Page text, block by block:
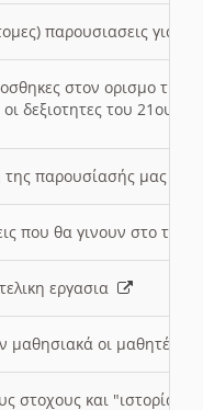
παρουσιασεις για
στον ορισμο
δεξιοτητες του 21ου
της παρουσίασής μας
που θα γινουν στο
εργασια
μαθησιακά οι μαθητές/
στοχους και "ιστορία"